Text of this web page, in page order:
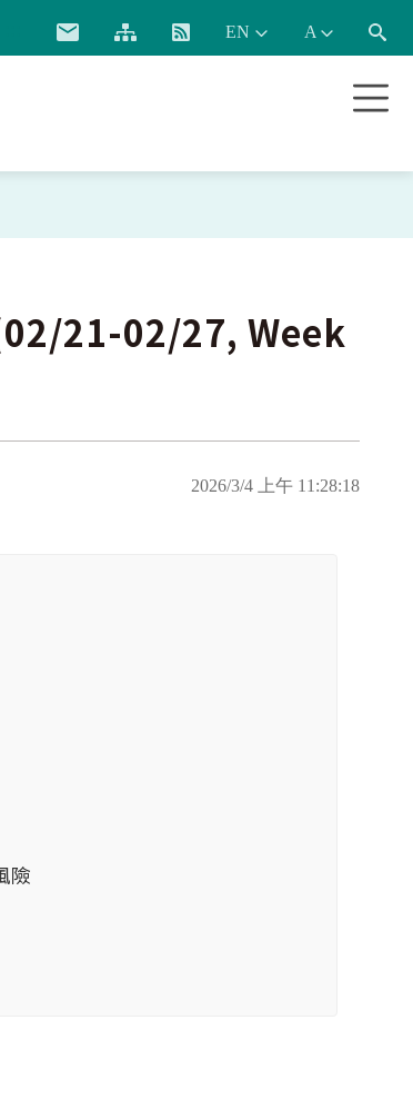
21-02/27, Week
2026/3/4 上午 11:28:18
險